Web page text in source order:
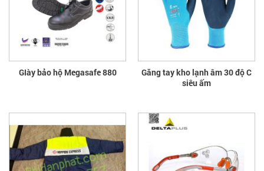
GIày bảo hộ Megasafe 880
Găng tay kho lạnh âm 30 độ C
siêu ấm